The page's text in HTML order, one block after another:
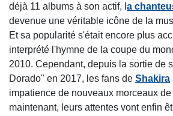
déjà 11 albums à son actif, l a
devenue une véritable icône de la
Et sa popularité s'était encore plus
interprété l'hymne de la coupe du
2010. Cependant, depuis la sortie de
Dorado" en 2017, les fans de Shakira
impatience de nouveaux morceaux
maintenant, leurs attentes vont enfin